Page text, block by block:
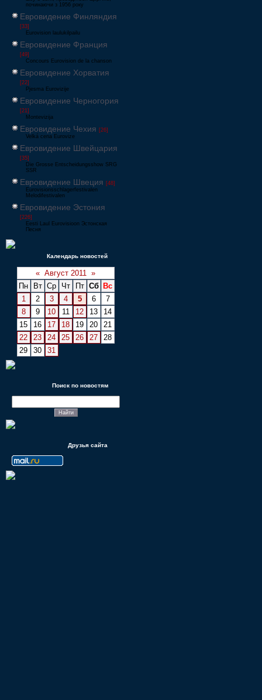
починаючи з 1956 року
Евровидение Финляндия
[33]
Eurovision laulukilpailu
Евровидение Франция
[49]
Concours Eurovision de la chanson
Евровидение Хорватия
[22]
Pjesma Eurovizije
Евровидение Черногория
[21]
Montevizija
Евровидение Чехия [26]
Velká cena Eurovize
Евровидение Швейцария
[35]
Die Grosse Entscheidungsshow SRG
SSR
Евровидение Швеция [48]
Eurovisionsschlagerfestivalen
Melodifestivalen
Евровидение Эстония
[226]
Eesti Laul Eurovisioon Эстонская
Песня
Календарь новостей
« Август 2011 »
Пн
Вт Ср Чт Пт Сб
Вс
1
2 3 4 5 6
7
8
9 10 11 12 13
14
15
16 17 18 19 20
21
22
23 24 25 26 27
28
29
30 31
Поиск по новостям
Друзья сайта